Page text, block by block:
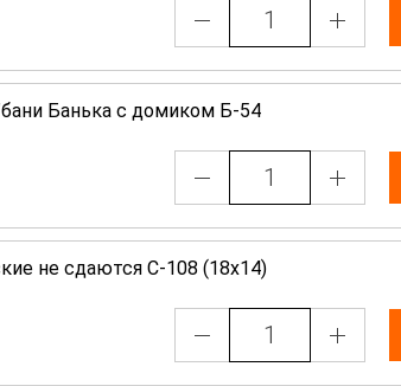
Банька с домиком Б-54
не сдаются С-108 (18х14)